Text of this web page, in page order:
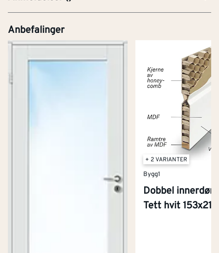
Anbefalinger
+ 2 VARIANTER
Bygg1
Dobbel innerdør
Tett hvit